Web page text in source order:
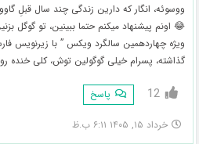
ووسوئه، انگار که دارین زندگی چند سال قبلِ
ویژه چهاردهمین سالگرد ویکس ” با زیرنویس
گذاشته، پسرام خیلی گوگولین توش، کلی خنده
12 پاسخ
خرداد ۱۵, ۱۴۰۵ ۶:۱۱ ب.ظ